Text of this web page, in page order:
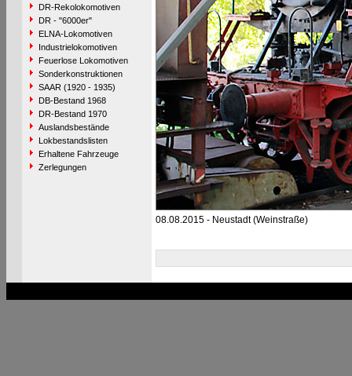
DR-Rekolokomotiven
DR - "6000er"
ELNA-Lokomotiven
Industrielokomotiven
Feuerlose Lokomotiven
Sonderkonstruktionen
SAAR (1920 - 1935)
DB-Bestand 1968
DR-Bestand 1970
Auslandsbestände
Lokbestandslisten
Erhaltene Fahrzeuge
Zerlegungen
08.08.2015 - Neustadt (Weinstraße)